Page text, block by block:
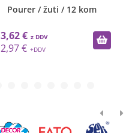
Pourer / žuti / 12 kom
3,62 €
2,97 €